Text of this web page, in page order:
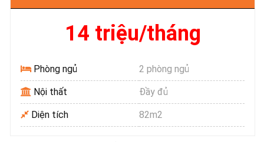
14 triệu/tháng
Phòng ngủ 2 phòng ngủ
Nội thất Đầy đủ
Diện tích 82m2